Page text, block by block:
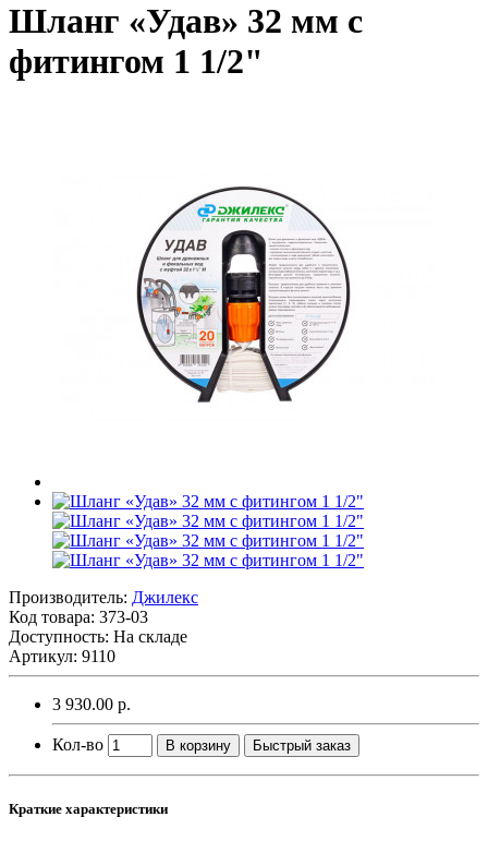
Шланг «Удав» 32 мм с
фитингом 1 1/2"
Производитель: Джилекс
Код товара: 373-03
Доступность: На складе
Артикул: 9110
3 930.00 р.
Кол-во В корзину Быстрый заказ
Краткие характеристики